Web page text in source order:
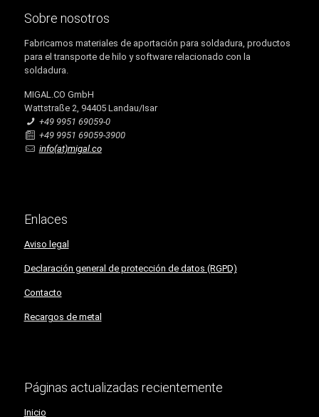
Sobre nosotros
Fabricamos materiales de aportación para soldadura, productos
para el transporte de hilo y software relacionado con la
soldadura.
MIGAL.CO GmbH
Wattstraße 2, 94405 Landau/Isar
+49 9951 69059-0
+49 9951 69059-3900
info(at)migal.co
Enlaces
Aviso legal
Declaración general de protección de datos (RGPD)
Contacto
Recargos de metal
Páginas actualizadas recientemente
Inicio